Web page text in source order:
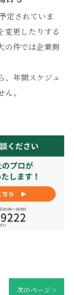
定されていま
変更したりする
の件では企業側
、年間スケジュ
。
次のページ >